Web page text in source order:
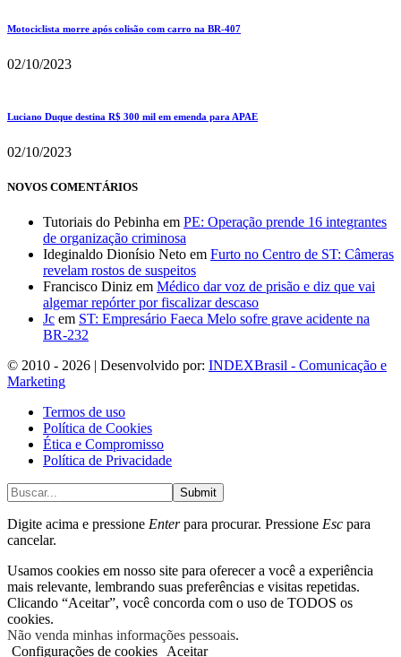
Motociclista morre após colisão com carro na BR-407
02/10/2023
Luciano Duque destina R$ 300 mil em emenda para APAE
02/10/2023
NOVOS COMENTÁRIOS
Tutoriais do Pebinha em PE: Operação prende 16 integrantes
de organização criminosa
Ideginaldo Dionísio Neto em Furto no Centro de ST: Câmeras
revelam rostos de suspeitos
Francisco Diniz em Médico dar voz de prisão e diz que vai
algemar repórter por fiscalizar descaso
Jc em ST: Empresário Faeca Melo sofre grave acidente na
BR-232
© 2010 - 2026 | Desenvolvido por: INDEXBrasil - Comunicação e
Marketing
Termos de uso
Política de Cookies
Ética e Compromisso
Política de Privacidade
Submit
Digite acima e pressione Enterpara procurar. Pressione Esc para
cancelar.
Usamos cookies em nosso site para oferecer a você a experiência
mais relevante, lembrando suas preferências e visitas repetidas.
Clicando “Aceitar”, você concorda com o uso de TODOS os
cookies.
Não venda minhas informações pessoais.
Configurações de cookies
Aceitar